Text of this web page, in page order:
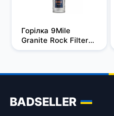
Горілка 9Mile
Granite Rock Filtered
1 л, 37,5%
BADSELLER